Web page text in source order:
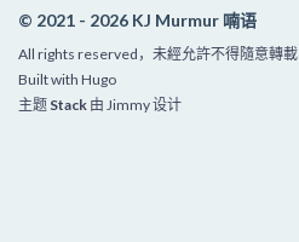
© 2021 - 2026 KJ Murmur 喃语
All rights reserved，未經允許不得隨意轉載
Built with Hugo
主题 Stack 由 Jimmy设计